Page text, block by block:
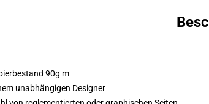
90g m
unabhängigen Designer